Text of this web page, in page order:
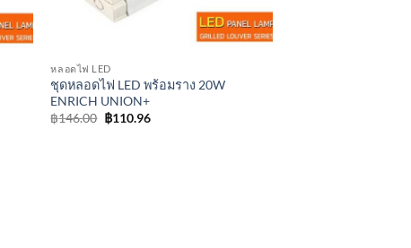
หลอดไฟ LED
ชุดหลอดไฟ LED พร้อมราง 20W
ENRICH UNION+
฿146.00 Original
price
฿110.96Current